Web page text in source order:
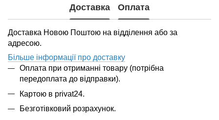
Доставка Оплата
Доставка Новою Поштою на відділення або за
адресою.
Більше інформації про доставку
Оплата при отриманні товару (потрібна
передоплата до відправки).
Картою в privat24.
Безготівковий розрахунок.